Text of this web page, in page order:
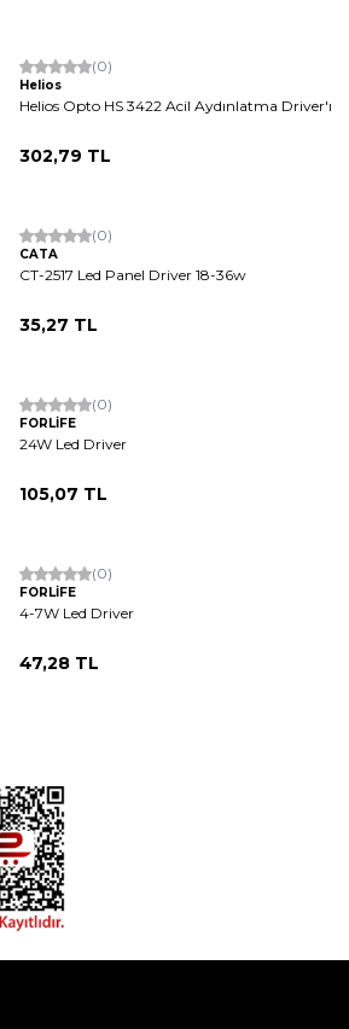
(0)
Helios
Helios Opto HS 3422 Acil Aydınlatma Driver'ı
302,79 TL
(0)
CATA
CT-2517 Led Panel Driver 18-36w
35,27 TL
(0)
FORLİFE
24W Led Driver
105,07 TL
(0)
FORLİFE
4-7W Led Driver
47,28 TL